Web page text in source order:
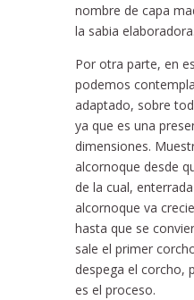
nombre de capa
la sabia elaboradora.
Por otra parte, en
podemos
adaptado, sobre
ya que es una
dimensiones.
alcornoque desde
de la cual,
alcornoque va
hasta que se
sale el primer
despega el corcho,
es el proceso.